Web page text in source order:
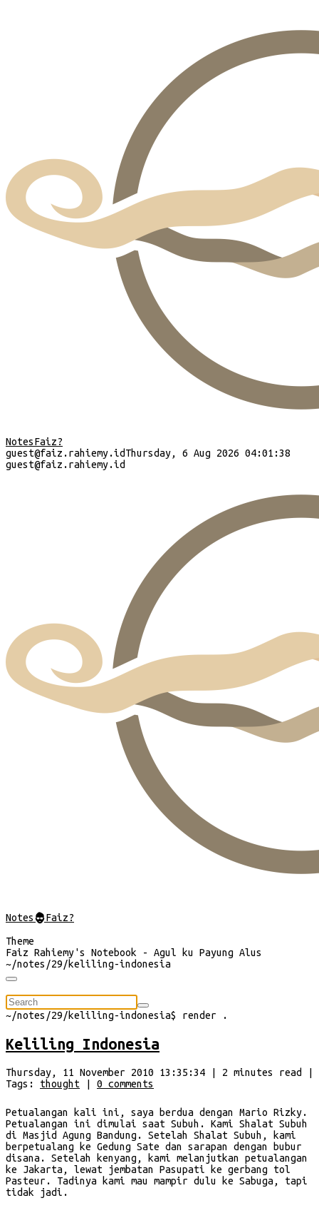
NotesFaiz?
guest@faiz.rahiemy.idThursday, 6 Aug 2026 04:01:38
guest@faiz.rahiemy.id
Notes@Faiz?
Theme
Faiz Rahiemy's Notebook - Agul ku Payung Alus
~/notes/29/keliling-indonesia
~/notes/29/keliling-indonesia$ render .
Keliling Indonesia
Thursday, 11 November 2010 13:35:34 2 minutes read
Tags:
thought 0 comments
Petualangan kali ini, saya berdua dengan Mario Rizky.
Petualangan ini dimulai saat Subuh. Kami Shalat Subuh
di Masjid Agung Bandung. Setelah Shalat Subuh, kami
berpetualang ke Gedung Sate dan sarapan dengan bubur
disana. Setelah kenyang, kami melanjutkan petualangan
ke Jakarta, lewat jembatan Pasupati ke gerbang tol
Pasteur. Tadinya kami mau mampir dulu ke Sabuga, tapi
tidak jadi.